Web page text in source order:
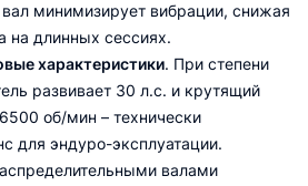
минимизирует вибрации, снижая
на длинных сессиях.
характеристики. При степени
развивает 30 л.с. и крутящий
об/мин – технически
для эндуро-эксплуатации.
валами